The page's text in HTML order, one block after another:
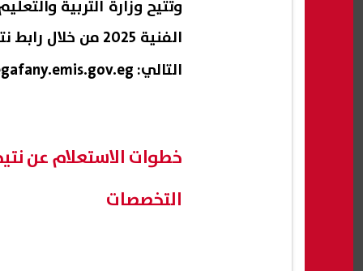
وتتيح وزارة التربية
الفنية 2025 من
التالي:
التخصصات